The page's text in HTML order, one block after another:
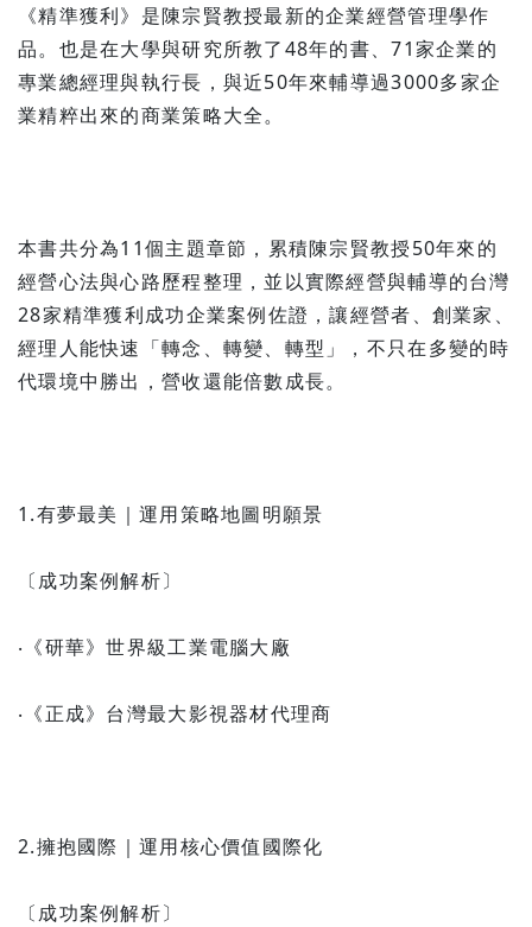
《精準獲利》是陳宗賢教授最新的企業經營管理學作
品。也是在大學與研究所教了48年的書、71家企業的
專業總經理與執行長，與近50年來輔導過3000多家企
業精粹出來的商業策略大全。
本書共分為11個主題章節，累積陳宗賢教授50年來的
經營心法與心路歷程整理，並以實際經營與輔導的台灣
28家精準獲利成功企業案例佐證，讓經營者、創業家、
經理人能快速「轉念、轉變、轉型」，不只在多變的時
代環境中勝出，營收還能倍數成長。
1.有夢最美｜運用策略地圖明願景
〔成功案例解析〕
‧《研華》世界級工業電腦大廠
‧《正成》台灣最大影視器材代理商
2.擁抱國際｜運用核心價值國際化
〔成功案例解析〕